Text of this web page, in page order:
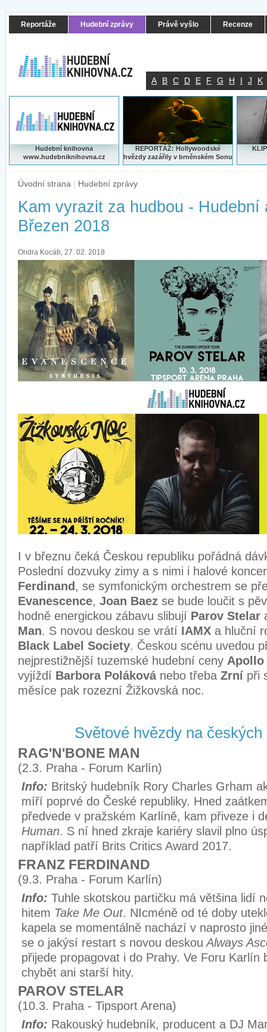
Reportáže Hudební zprávy Právě vyšlo Recenze
A B C D E F G H I J K
Hudební knihovna
www.hudebniknihovna.cz
REPORTÁŽ: Hollywoodské
hvězdy zazářily v brněnském Sonu
Úvodní strana | Hudební zprávy
Kam vyrazit za hudbou - Hudební
Březen 2018
Ondra Kocáb, 27. 02. 2018
I v březnu čeká Českou republiku pořádná
Poslední dozvuky zimy a s nimi i halové
Ferdinand , se symfonickým orchestrem se
Evanescence, Joan Baez se bude loučit s
hodně energickou zábavu slibují Parov Stelar
Man. S novou deskou se vrátí IAMX a hluční
Black Label Society. Českou scénu uvedou
nejprestižnější tuzemské hudební ceny Apollo
vyjíždí Barbora Poláková nebo třeba Zrní při
měsíce pak rozezní Žižkovská noc.
Světové hvězdy na českých
RAG'N'BONE MAN
(2.3. Praha - Forum Karlín)
Info: Britský hudebník Rory Charles Grham
míří poprvé do České republiky. Hned
předvede v pražském Karlíně, kam přiveze i
Human. S ní hned zkraje kariéry slavil plno
například patří Brits Critics Award 2017.
FRANZ FERDINAND
(9.3. Praha - Forum Karlín)
Info: Tuhle skotskou partičku má většina lidí
hitem Take Me Out. NIcméně od té doby
kapela se momentálně nachází v naprosto
se o jakýsí restart s novou deskou Always
přijede propagovat i do Prahy. Ve Foru Karlín
chybět ani starší hity.
PAROV STELAR
(10.3. Praha - Tipsport Arena)
Info: Rakouský hudebník, producent a DJ